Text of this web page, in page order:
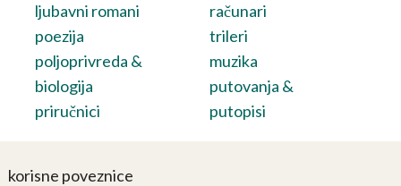
ljubavni romani
poezija
poljoprivreda &
biologija
priručnici
računari
trileri
muzika
putovanja &
putopisi
korisne poveznice